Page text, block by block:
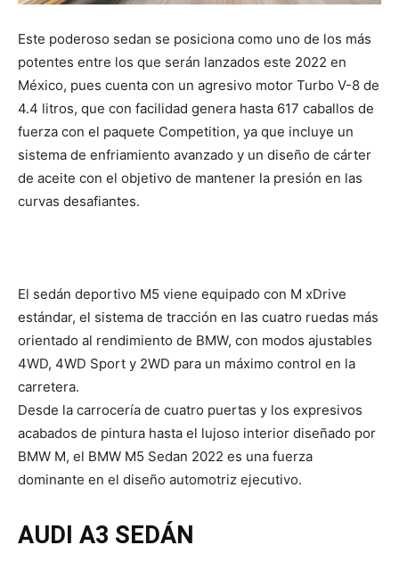
Este poderoso sedan se posiciona como uno de los más
potentes entre los que serán lanzados este 2022 en
México, pues cuenta con un agresivo motor Turbo V-8 de
4.4 litros, que con facilidad genera hasta 617 caballos de
fuerza con el paquete Competition, ya que incluye un
sistema de enfriamiento avanzado y un diseño de cárter
de aceite con el objetivo de mantener la presión en las
curvas desafiantes.
El sedán deportivo M5 viene equipado con M xDrive
estándar, el sistema de tracción en las cuatro ruedas más
orientado al rendimiento de BMW, con modos ajustables
4WD, 4WD Sport y 2WD para un máximo control en la
carretera.
Desde la carrocería de cuatro puertas y los expresivos
acabados de pintura hasta el lujoso interior diseñado por
BMW M, el BMW M5 Sedan 2022 es una fuerza
dominante en el diseño automotriz ejecutivo.
AUDI A3 SEDÁN